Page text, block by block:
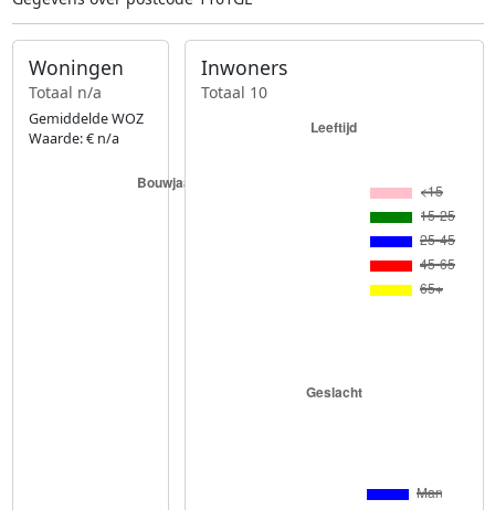
Woningen
Totaal n/a
Gemiddelde WOZ
Waarde: € n/a
Inwoners
Totaal 10